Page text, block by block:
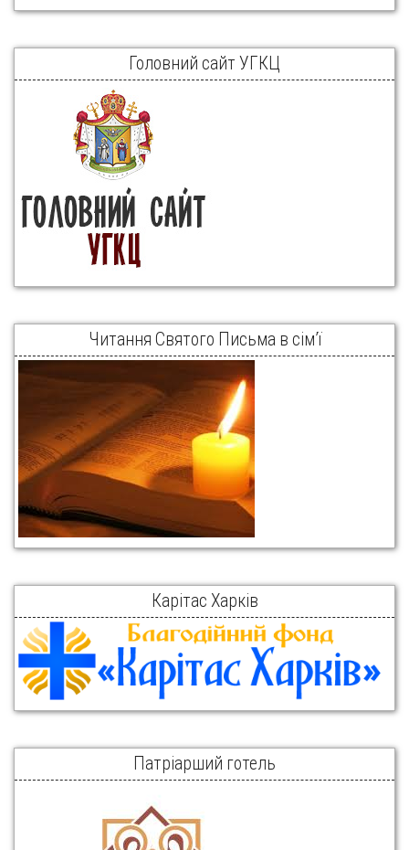
Головний сайт УГКЦ
Читання Святого Письма в сім’ї
Карітас Харків
Патріарший готель